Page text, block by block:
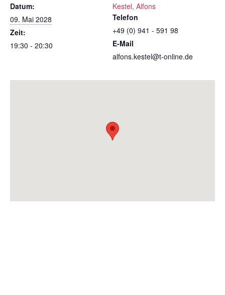
Datum:
09. Mai 2028
Zeit:
19:30 - 20:30
Kestel, Alfons
Telefon
+49 (0) 941 - 591 98
E-Mail
alfons.kestel@t-online.de